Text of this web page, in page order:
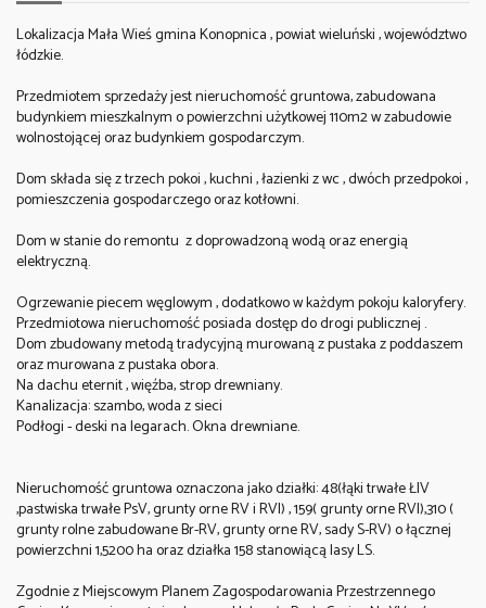
Lokalizacja Mała Wieś gmina Konopnica , powiat wieluński , województwo
łódzkie.
Przedmiotem sprzedaży jest nieruchomość gruntowa, zabudowana
budynkiem mieszkalnym o powierzchni użytkowej 110m2 w zabudowie
wolnostojącej oraz budynkiem gospodarczym.
Dom składa się z trzech pokoi , kuchni , łazienki z wc , dwóch przedpokoi ,
pomieszczenia gospodarczego oraz kotłowni.
Dom w stanie do remontu z doprowadzoną wodą oraz energią
elektryczną.
Ogrzewanie piecem węglowym , dodatkowo w każdym pokoju kaloryfery.
Przedmiotowa nieruchomość posiada dostęp do drogi publicznej .
Dom zbudowany metodą tradycyjną murowaną z pustaka z poddaszem
oraz murowana z pustaka obora.
Na dachu eternit , więźba, strop drewniany.
Kanalizacja: szambo, woda z sieci
Podłogi - deski na legarach. Okna drewniane.
Nieruchomość gruntowa oznaczona jako działki: 48(łąki trwałe ŁIV
,pastwiska trwałe PsV, grunty orne RV i RVI) , 159( grunty orne RVI),310 (
grunty rolne zabudowane Br-RV, grunty orne RV, sady S-RV) o łącznej
powierzchni 1,5200 ha oraz działka 158 stanowiącą lasy LS.
Zgodnie z Miejscowym Planem Zagospodarowania Przestrzennego